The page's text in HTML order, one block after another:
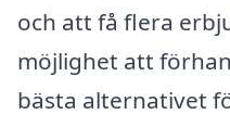
och att få flera
möjlighet att
bästa alternativet